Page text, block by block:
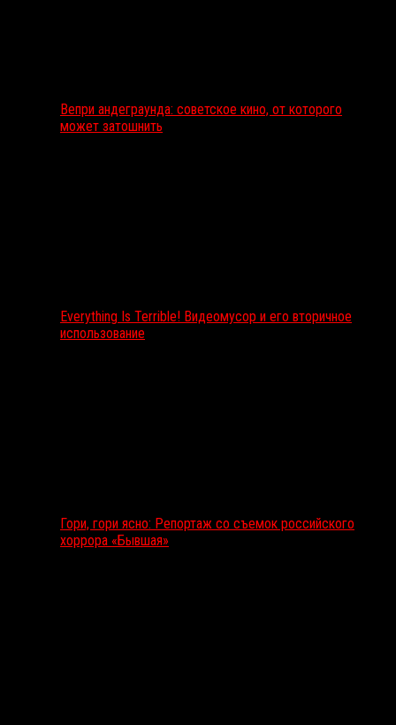
Вепри андеграунда: советское кино, от которого
может затошнить
Everything Is Terrible! Видеомусор и его вторичное
использование
Гори, гори ясно: Репортаж со съемок российского
хоррора «Бывшая»